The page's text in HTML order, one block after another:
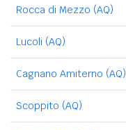
Rocca di Mezzo (AQ)
Lucoli (AQ)
Cagnano Amiterno (AQ)
Scoppito (AQ)